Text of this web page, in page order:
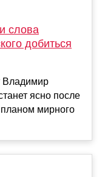
слова
добиться
Владимир
ясно после
планом мирного